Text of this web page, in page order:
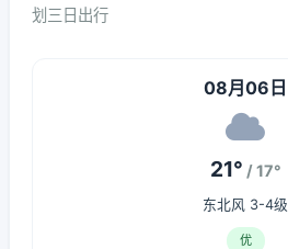
划三日出行
08月06日
21° / 17°
东北风 3-4级
优